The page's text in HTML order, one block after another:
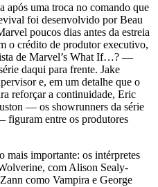
após uma troca no comando que
foi desenvolvido por Beau
poucos dias antes da estreia
o crédito de produtor executivo,
de Marvel’s What If…? —
daqui para frente. Jake
e, em um detalhe que o
reforçar a continuidade, Eric
— os showrunners da série
figuram entre os produtores
mais importante: os intérpretes
com Alison Sealy-
como Vampira e George